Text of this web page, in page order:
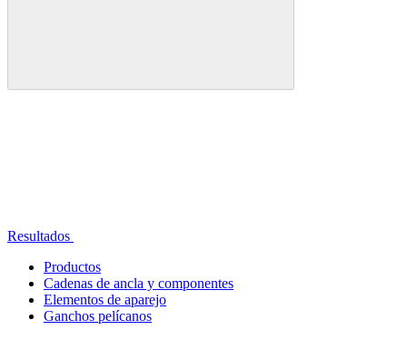
Resultados
Productos
Cadenas de ancla y componentes
Elementos de aparejo
Ganchos pelícanos